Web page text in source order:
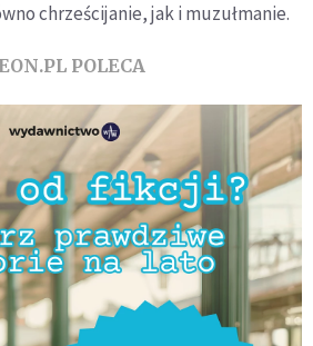
chrześcijanie, jak i muzułmanie.
POLECA